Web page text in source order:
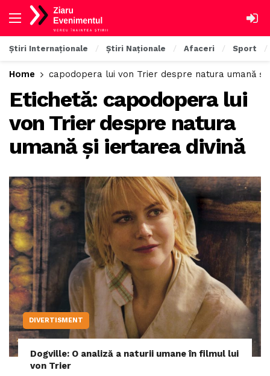
Știri Internaționale Știri Naționale Afaceri Sport
Home capodopera lui von Trier despre natura umană și
Etichetă: capodopera lui
von Trier despre natura
umană și iertarea divină
DIVERTISMENT
Dogville: O analiză a naturii umane în filmul lui
von Trier